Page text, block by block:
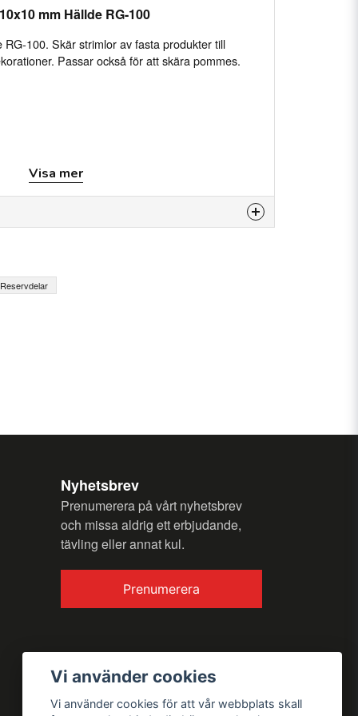
mm Hällde RG-100
100. Skär strimlor av fasta produkter till
Passar också för att skära pommes.
Visa mer
Reservdelar
Nyhetsbrev
Prenumerera på vårt nyhetsbrev
och missa aldrig ett erbjudande,
tävling eller annat kul.
Prenumerera
Vi använder cookies
Vi använder cookies för att vår webbplats skall